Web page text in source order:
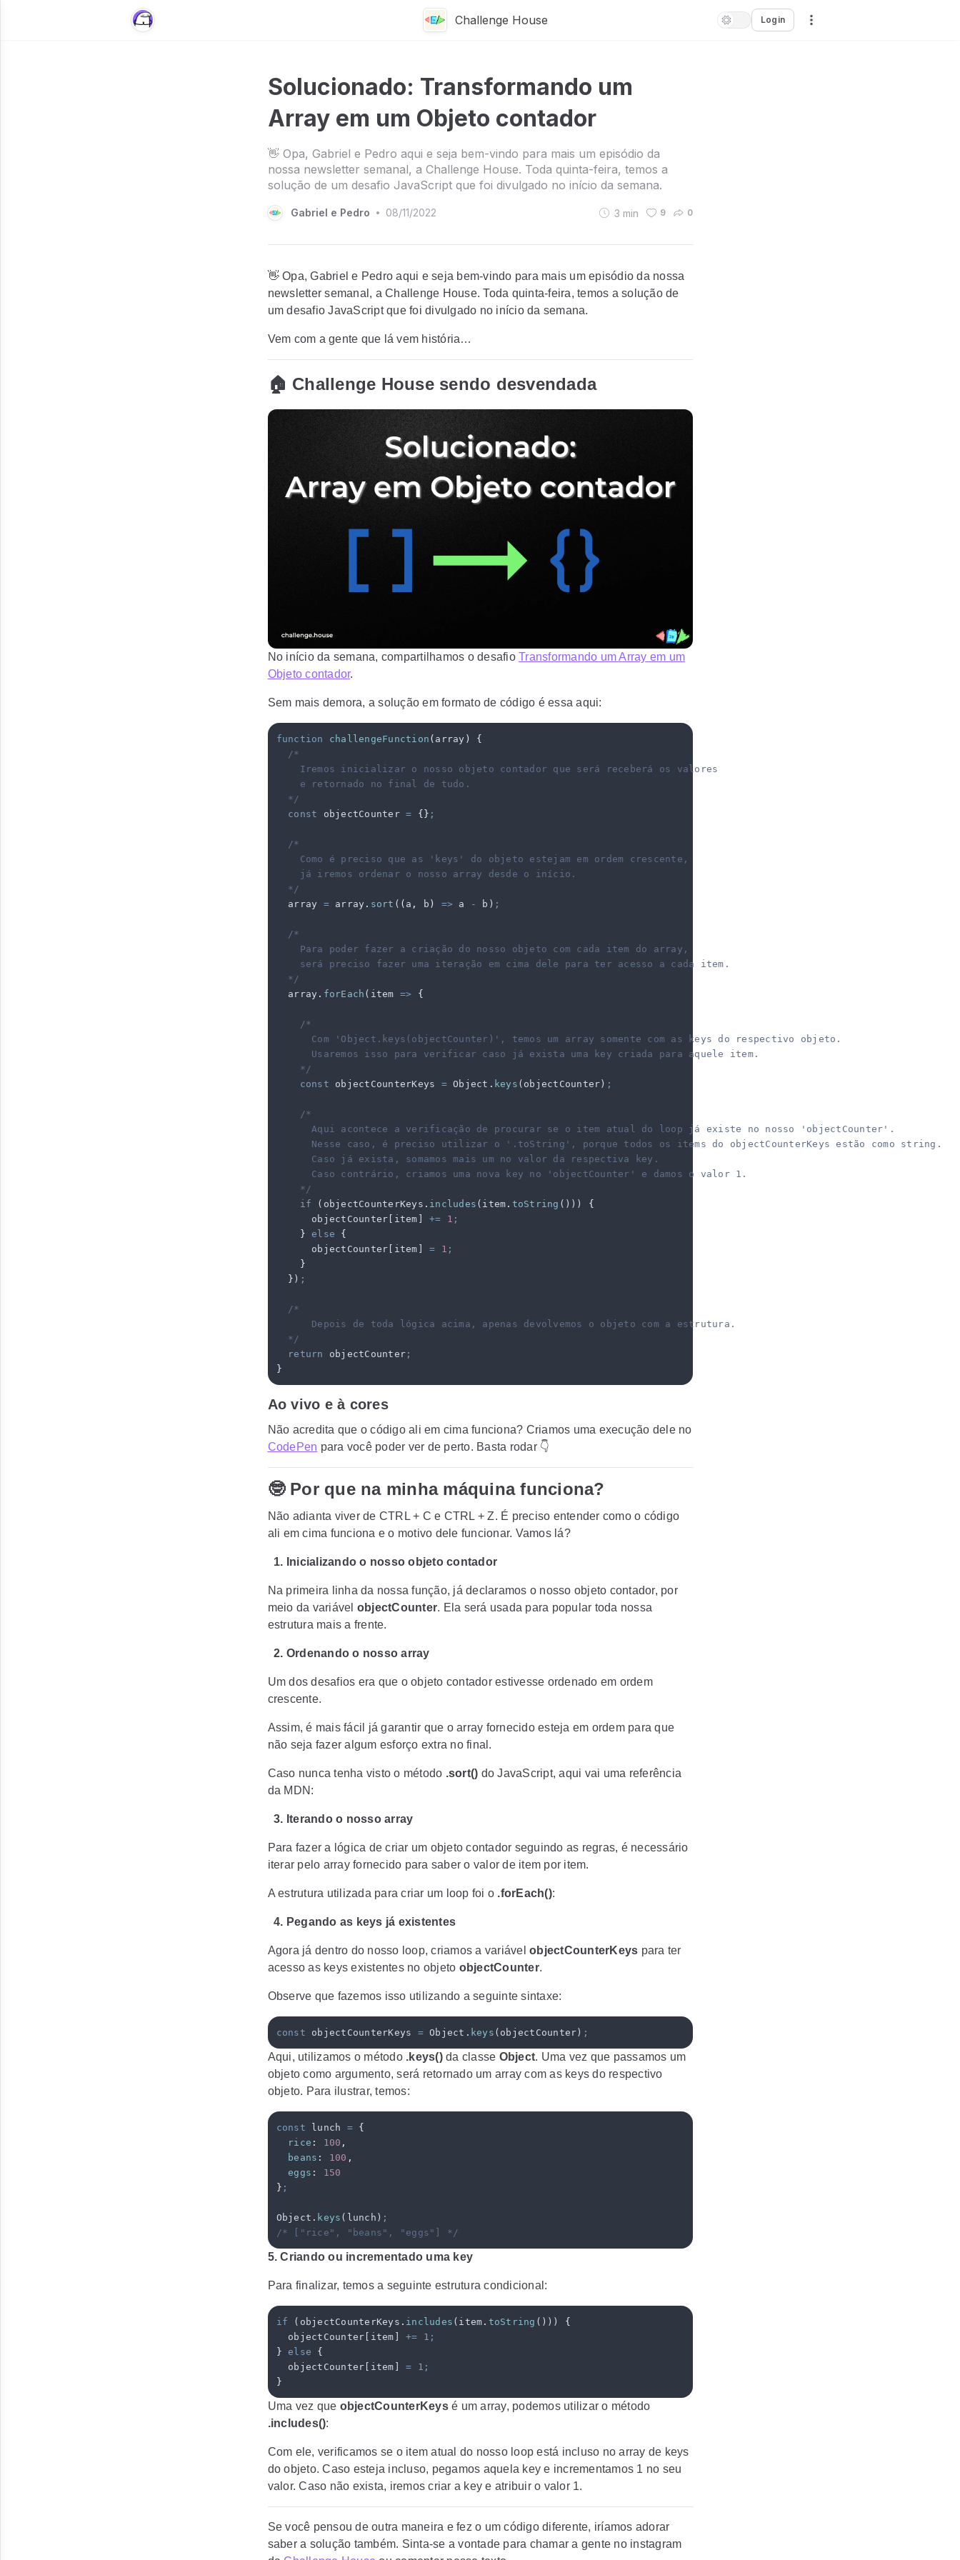
Challenge House Login
Solucionado: Transformando um
Array em um Objeto contador
👋 Opa, Gabriel e Pedro aqui e seja bem-vindo para mais um episódio da
nossa newsletter semanal, a Challenge House. Toda quinta-feira, temos a
solução de um desafio JavaScript que foi divulgado no início da semana.
Gabriel e Pedro • 08/11/2022 3 min 9 0
👋 Opa, Gabriel e Pedro aqui e seja bem-vindo para mais um episódio da nossa
newsletter semanal, a Challenge House. Toda quinta-feira, temos a solução de
um desafio JavaScript que foi divulgado no início da semana.
Vem com a gente que lá vem história…
🏠 Challenge House sendo desvendada
No início da semana, compartilhamos o desafio Transformando um Array em um
Objeto contador.
Sem mais demora, a solução em formato de código é essa aqui:
function challengeFunction ( array )
{
  /*
    Iremos inicializar o nosso objeto contador que será receberá os valores
    e retornado no final de tudo.
  */
  const
objectCounter = {} ;
  /*
    Como é preciso que as 'keys' do objeto estejam em ordem crescente,
    já iremos ordenar o nosso array desde o início.
  */
  array
= array . sort ( ( a , b ) => a - b ) ;
  /*
    Para poder fazer a criação do nosso objeto com cada item do array,
    será preciso fazer uma iteração em cima dele para ter acesso a cada item.
  */
  array
. forEach ( item => {
    /*
      Com 'Object.keys(objectCounter)', temos um array somente com as keys do respectivo objeto.
      Usaremos isso para verificar caso já exista uma key criada para aquele item.
    */
    const
objectCounterKeys = Object . keys ( objectCounter ) ;
    /*
      Aqui acontece a verificação de procurar se o item atual do loop já existe no nosso 'objectCounter'.
      Nesse caso, é preciso utilizar o '.toString', porque todos os items do objectCounterKeys estão como string.
      Caso já exista, somamos mais um no valor da respectiva key.
      Caso contrário, criamos uma nova key no 'objectCounter' e damos o valor 1.
    */
    if
( objectCounterKeys . includes ( item . toString ())) {
      objectCounter
item += 1 ;
    }
else {
      objectCounter
item = 1 ;
    }
  }
) ;
  /*
      Depois de toda lógica acima, apenas devolvemos o objeto com a estrutura.
  */
  return
objectCounter ;
}
Ao vivo e à cores
Não acredita que o código ali em cima funciona? Criamos uma execução dele no
CodePen para você poder ver de perto. Basta rodar 👇
🤓 Por que na minha máquina funciona?
Não adianta viver de CTRL + C e CTRL + Z. É preciso entender como o código
ali em cima funciona e o motivo dele funcionar. Vamos lá?
1. Inicializando o nosso objeto contador
Na primeira linha da nossa função, já declaramos o nosso objeto contador, por
meio da variável objectCounter. Ela será usada para popular toda nossa
estrutura mais a frente.
2. Ordenando o nosso array
Um dos desafios era que o objeto contador estivesse ordenado em ordem
crescente.
Assim, é mais fácil já garantir que o array fornecido esteja em ordem para que
não seja fazer algum esforço extra no final.
Caso nunca tenha visto o método .sort() do JavaScript, aqui vai uma referência
da MDN:
3. Iterando o nosso array
Para fazer a lógica de criar um objeto contador seguindo as regras, é necessário
iterar pelo array fornecido para saber o valor de item por item.
A estrutura utilizada para criar um loop foi o .forEach():
4. Pegando as keys já existentes
Agora já dentro do nosso loop, criamos a variável objectCounterKeys para ter
acesso as keys existentes no objeto objectCounter.
Observe que fazemos isso utilizando a seguinte sintaxe:
const objectCounterKeys = Object . keys ( objectCounter ) ;
Aqui, utilizamos o método .keys()da classe Object. Uma vez que passamos um
objeto como argumento, será retornado um array com as keys do respectivo
objeto. Para ilustrar, temos:
const lunch = {
  rice
: 100 ,
  beans
: 100 ,
  eggs
:
150
} ;
Object . keys ( lunch ) ;
/* ["rice", "beans", "eggs"] */
5. Criando ou incrementado uma key
Para finalizar, temos a seguinte estrutura condicional:
if ( objectCounterKeys . includes ( item . toString ())) {
  objectCounter
item += 1 ;
} else {
  objectCounter
item = 1 ;
}
Uma vez que objectCounterKeysé um array, podemos utilizar o método
.includes():
Com ele, verificamos se o item atual do nosso loop está incluso no array de keys
do objeto. Caso esteja incluso, pegamos aquela key e incrementamos 1 no seu
valor. Caso não exista, iremos criar a key e atribuir o valor 1.
Se você pensou de outra maneira e fez o um código diferente, iríamos adorar
saber a solução também. Sinta-se a vontade para chamar a gente no instagram